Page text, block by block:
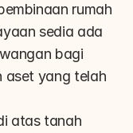
rumah
sedia ada
bagi
aset yang telah
atas tanah